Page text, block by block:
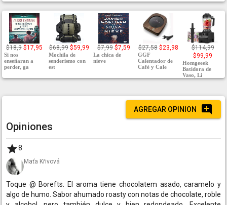
$18,9 $17,95
Si nos
enseñaran a
perder, ga
$68,99 $59,99
Mochila de
senderismo con
est
$7,99 $7,59
La chica de
nieve
$27,58 $23,98
GGF
Calentador de
Café y Cale
$114,99
$99,99
Homgeeek
Batidora de
Vaso, Li
AGREGAR OPINION
Opiniones
8
Maťa Křivová
Toque @ Borefts. El aroma tiene chocolatem asado, caramelo y
algo de humo. Sabor ahumado roasty con notas de chocolate, roble